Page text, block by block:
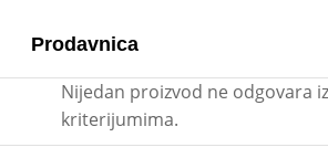
Prodavnica
Nijedan proizvod ne odgovara
kriterijumima.